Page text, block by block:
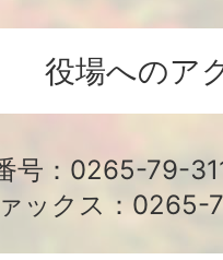
役場へのア
号：0265-79-
ックス：0265-